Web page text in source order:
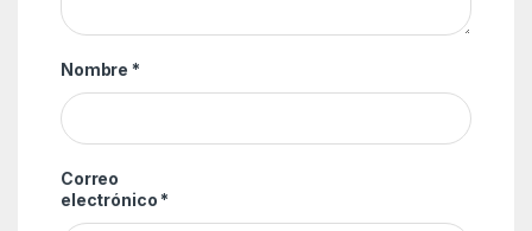
Nombre *
Correo
electrónico *